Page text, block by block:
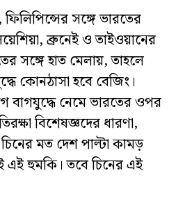
সঙ্গে ভারতের
ব্রুনেই ও তাইওয়ানের
সঙ্গে হাত মেলায়, তাহলে
কোনঠাসা হবে বেজিং।
বাগযুদ্ধে নেমে ভারতের ওপর
বিশেষজ্ঞদের ধারণা,
মত দেশ পাল্টা কামড়
এই হুমকি। তবে চিনের এই